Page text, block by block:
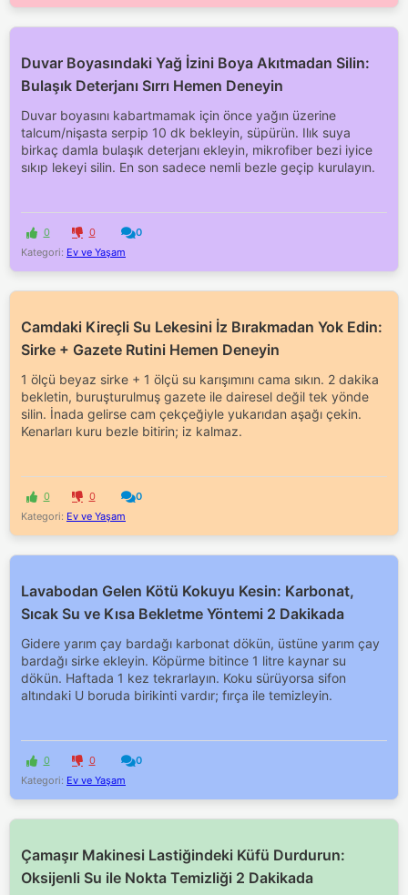
Duvar Boyasındaki Yağ İzini Boya Akıtmadan Silin:
Bulaşık Deterjanı Sırrı Hemen Deneyin
Duvar boyasını kabartmamak için önce yağın üzerine
talcum/nişasta serpip 10 dk bekleyin, süpürün. Ilık suya
birkaç damla bulaşık deterjanı ekleyin, mikrofiber bezi iyice
sıkıp lekeyi silin. En son sadece nemli bezle geçip kurulayın.
0 0
0
Kategori: Ev ve Yaşam
Camdaki Kireçli Su Lekesini İz Bırakmadan Yok Edin:
Sirke + Gazete Rutini Hemen Deneyin
1 ölçü beyaz sirke + 1 ölçü su karışımını cama sıkın. 2 dakika
bekletin, buruşturulmuş gazete ile dairesel değil tek yönde
silin. İnada gelirse cam çekçeğiyle yukarıdan aşağı çekin.
Kenarları kuru bezle bitirin; iz kalmaz.
0 0
0
Kategori: Ev ve Yaşam
Lavabodan Gelen Kötü Kokuyu Kesin: Karbonat,
Sıcak Su ve Kısa Bekletme Yöntemi 2 Dakikada
Gidere yarım çay bardağı karbonat dökün, üstüne yarım çay
bardağı sirke ekleyin. Köpürme bitince 1 litre kaynar su
dökün. Haftada 1 kez tekrarlayın. Koku sürüyorsa sifon
altındaki U boruda birikinti vardır; fırça ile temizleyin.
0 0
0
Kategori: Ev ve Yaşam
Çamaşır Makinesi Lastiğindeki Küfü Durdurun:
Oksijenli Su ile Nokta Temizliği 2 Dakikada